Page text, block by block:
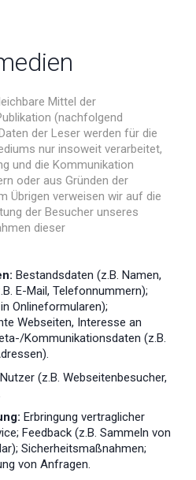
Mittel der
(nachfolgend
der Leser werden für die
nur insoweit verarbeitet,
und die Kommunikation
oder aus Gründen der
Übrigen verweisen wir auf die
der Besucher unseres
dieser
Bestandsdaten (z.B. Namen,
E-Mail, Telefonnummern);
Onlineformularen);
Webseiten, Interesse an
Kommunikationsdaten (z.B.
Nutzer (z.B. Webseitenbesucher,
Erbringung vertraglicher
Feedback (z.B. Sammeln von
Sicherheitsmaßnahmen;
von Anfragen.